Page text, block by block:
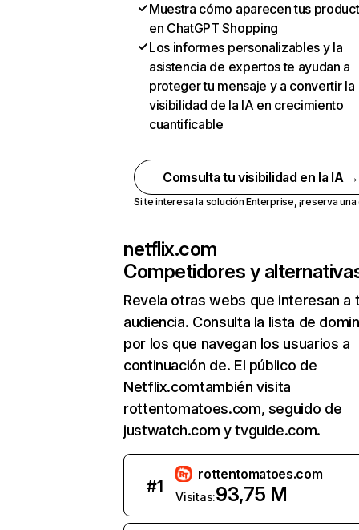
Muestra cómo aparecen tus
en ChatGPT Shopping
Los informes personalizables y la
asistencia de expertos te ayudan a
proteger tu mensaje y a convertir la
visibilidad de la IA en crecimiento
cuantificable
Comsulta tu visibilidad en la IA →
Si te interesa la solución Enterprise,¡reserva
netflix.com
Competidores y
Revela otras webs que interesan a
audiencia. Consulta la lista de
por los que navegan los usuarios a
continuación de. El público de
Netflix.comtambién visita
rottentomatoes.com, seguido de
justwatch.com y tvguide.com.
#1
rottentomatoes.com
Visitas:93,75 M